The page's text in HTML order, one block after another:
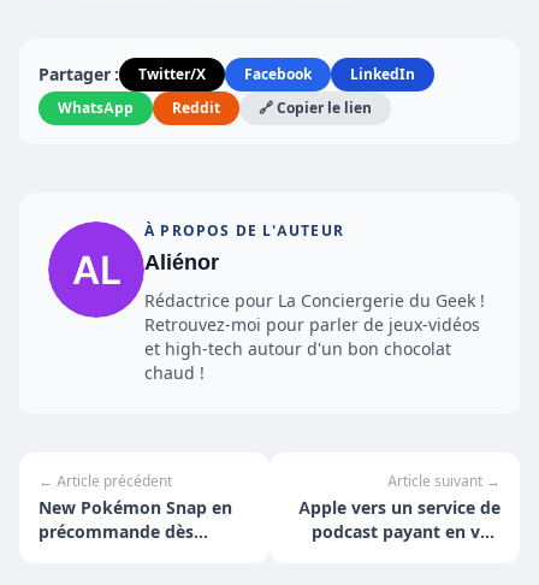
Partager : Twitter/X Facebook
LinkedIn
WhatsApp
Reddit 🔗 Copier le lien
À PROPOS DE L'AUTEUR
Aliénor
Rédactrice pour La Conciergerie du Geek !
Retrouvez-moi pour parler de jeux-vidéos
et high-tech autour d'un bon chocolat
chaud !
← Article précédent
New Pokémon Snap en
précommande dès
Article suivant →
Apple vers un service de
podcast payant en vue